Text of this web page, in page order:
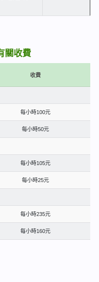
關收費
收費
每小時100元
每小時50元
每小時105元
每小時25元
每小時235元
每小時160元